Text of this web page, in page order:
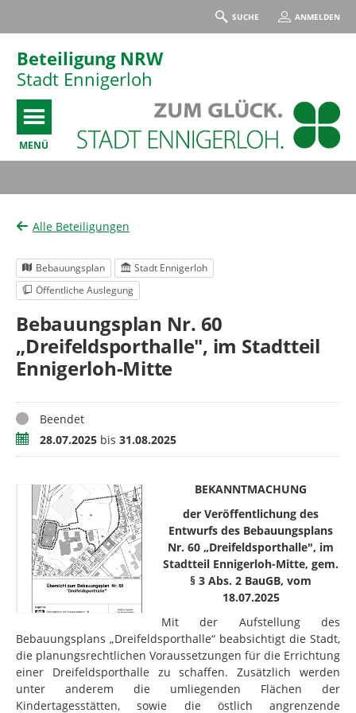
SUCHE ANMELDEN
Beteiligung NRW
Stadt Ennigerloh
MENÜ
Alle Beteiligungen
Bebauungsplan
Stadt Ennigerloh
Öffentliche Auslegung
Bebauungsplan Nr. 60
„Dreifeldsporthalle", im Stadtteil
Ennigerloh-Mitte
StatusBeendet
Zeitraum28.07.2025 bis 31.08.2025
BEKANNTMACHUNG
der Veröffentlichung des
Entwurfs des Bebauungsplans
Nr. 60 „Dreifeldsporthalle", im
Stadtteil Ennigerloh-Mitte, gem.
§ 3 Abs. 2 BauGB, vom
18.07.2025
Mit der Aufstellung des
Bebauungsplans „Dreifeldsporthalle“ beabsichtigt die Stadt,
die planungsrechtlichen Voraussetzungen für die Errichtung
einer Dreifeldsporthalle zu schaffen. Zusätzlich werden
unter anderem die umliegenden Flächen der
Kindertagesstätten, sowie die östlich angrenzende